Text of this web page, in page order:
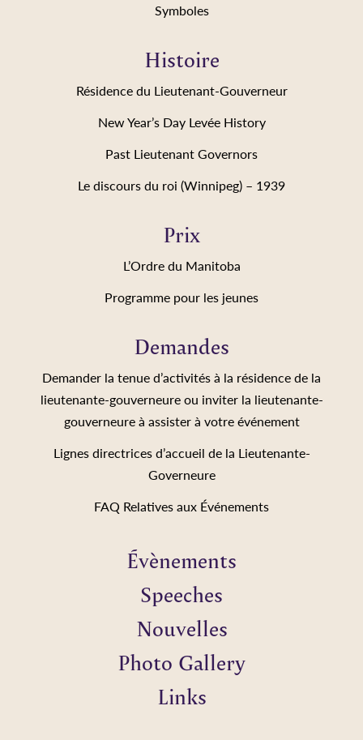
Symboles
Histoire
Résidence du Lieutenant-Gouverneur
New Year’s Day Levée History
Past Lieutenant Governors
Le discours du roi (Winnipeg) – 1939
Prix
L’Ordre du Manitoba
Programme pour les jeunes
Demandes
Demander la tenue d’activités à la résidence de la
lieutenante-gouverneure ou inviter la lieutenante-
gouverneure à assister à votre événement
Lignes directrices d’accueil de la Lieutenante-
Governeure
FAQ Relatives aux Événements
Évènements
Speeches
Nouvelles
Photo Gallery
Links